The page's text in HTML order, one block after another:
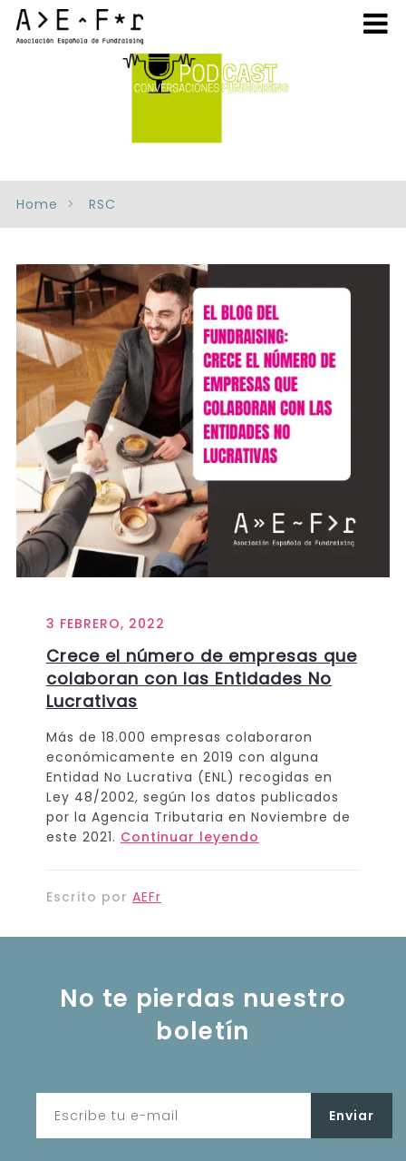
Home RSC
3 FEBRERO, 2022
Crece el número de empresas que
colaboran con las Entidades No
Lucrativas
Más de 18.000 empresas colaboraron
económicamente en 2019 con alguna
Entidad No Lucrativa (ENL) recogidas en
Ley 48/2002, según los datos publicados
por la Agencia Tributaria en Noviembre de
este 2021. Continuar leyendo
Escrito por AEFr
No te pierdas nuestro
boletín